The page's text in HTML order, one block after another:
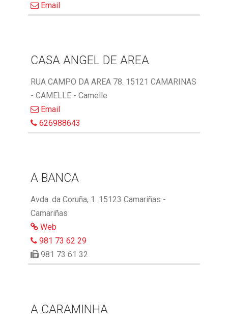
Email
CASA ANGEL DE AREA
RUA CAMPO DA AREA 78. 15121 CAMARINAS
- CAMELLE - Camelle
Email
626988643
A BANCA
Avda. da Coruña, 1. 15123 Camariñas -
Camariñas
Web
981 73 62 29
981 73 61 32
A CARAMINHA